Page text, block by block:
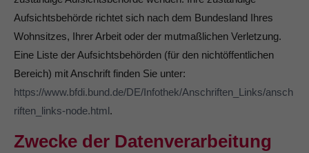
About us
Aenean commodo ligula eget dolor. Aenean massa. Cum
nascetur ridiculus mus. Donec quam felis, ultricies nec.
Aufsichtsbehörde richtet sich nach dem Bundesland Ihres
Wohnsitzes, Ihrer Arbeit oder der mutmaßlichen Verletzung.
Eine Liste der Aufsichtsbehörden (für den nichtöffentlichen
Bereich) mit Anschrift finden Sie unter:
https://www.bfdi.bund.de/DE/Infothek/Anschriften_Links/ansch
riften_links-node.html.
Zwecke der Datenverarbeitung